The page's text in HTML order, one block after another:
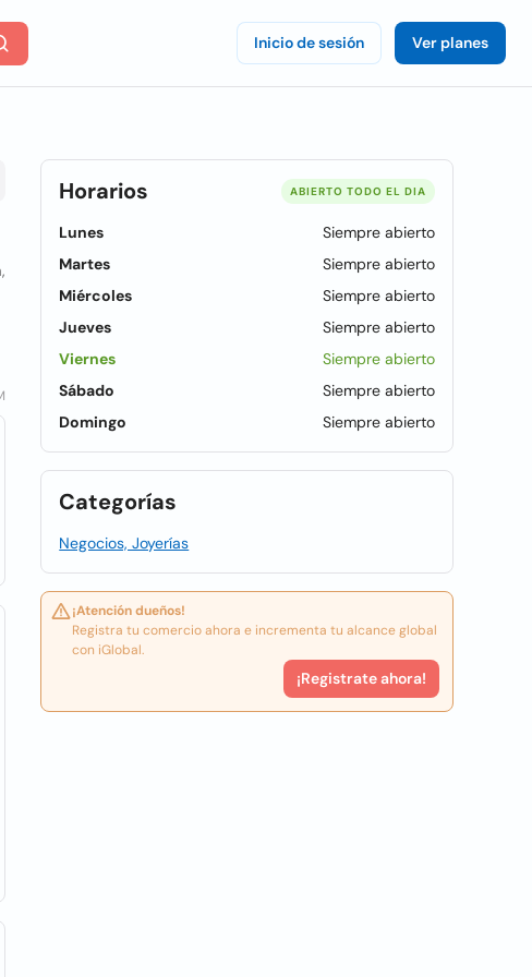
Inicio de sesión Ver planes
Horarios ABIERTO TODO EL DIA
Lunes
Siempre abierto
Martes
Siempre abierto
Miércoles
Siempre abierto
Jueves
Siempre abierto
Viernes
Siempre abierto
Sábado
Siempre abierto
Domingo
Siempre abierto
Categorías
Negocios, Joyerías
¡Atención dueños!
Registra tu comercio ahora e incrementa tu alcance global
con iGlobal.
¡Registrate ahora!